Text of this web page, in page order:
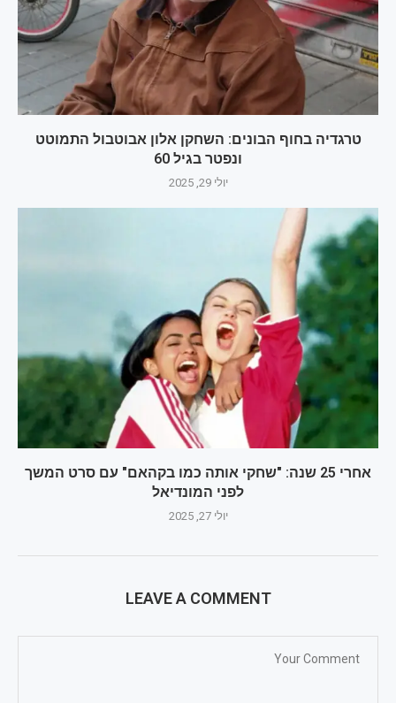
טרגדיה בחוף הבונים: השחקן אלון אבוטבול התמוטט
ונפטר בגיל 60
יולי 29, 2025
אחרי 25 שנה: "שחקי אותה כמו בקהאם" עם סרט המשך
לפני המונדיאל
יולי 27, 2025
LEAVE A COMMENT